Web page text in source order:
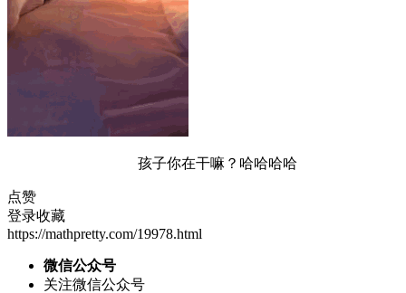
孩子你在干嘛？哈哈哈哈
点赞
登录收藏
https://mathpretty.com/19978.html
微信公众号
关注微信公众号